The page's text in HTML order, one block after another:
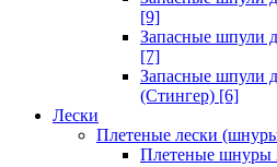
[9]
Запасные шпули
[7]
Запасные шпули
(Стингер) [6]
Лески
Плетеные лески
Плетеные шнуры